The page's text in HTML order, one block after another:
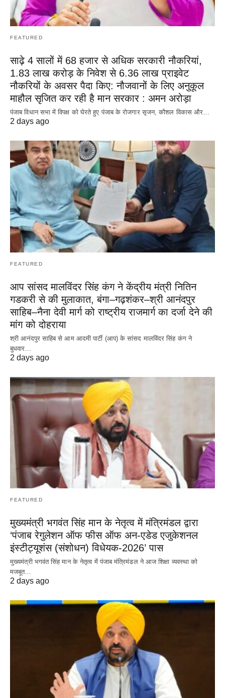
FEATURED
साढ़े 4 सालों में 68 हजार से अधिक सरकारी नौकरियां,
1.83 लाख करोड़ के निवेश से 6.36 लाख प्राइवेट
नौकरियों के अवसर पैदा किए: नौजवानों के लिए अनुकूल
माहौल सृजित कर रही है मान सरकार : अमन अरोड़ा
पंजाब विधान सभा में विपक्ष को घेरते हुए पंजाब के रोजगार सृजन, कौशल विकास और…
2 days ago
FEATURED
आप सांसद मालविंदर सिंह कंग ने केंद्रीय मंत्री नितिन
गडकरी से की मुलाकात, बंगा–गढ़शंकर–श्री आनंदपुर
साहिब–नैना देवी मार्ग को राष्ट्रीय राजमार्ग का दर्जा देने की
मांग को दोहराया
श्री आनंदपुर साहिब से आम आदमी पार्टी (आप) के सांसद मालविंदर सिंह कंग ने
बुधवार…
2 days ago
FEATURED
मुख्यमंत्री भगवंत सिंह मान के नेतृत्व में मंत्रिमंडल द्वारा
‘पंजाब रेगुलेशन ऑफ फीस ऑफ अन-एडेड एजुकेशनल
इंस्टीट्यूशंस (संशोधन) विधेयक-2026’ पास
मुख्यमंत्री भगवंत सिंह मान के नेतृत्व में पंजाब मंत्रिमंडल ने आज शिक्षा व्यवस्था को
मजबूत…
2 days ago